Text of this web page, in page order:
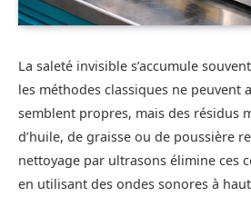
La saleté invisible s’accumule
les méthodes classiques ne peuvent
semblent propres, mais des résidus
d’huile, de graisse ou de poussière
nettoyage par ultrasons élimine ces
en utilisant des ondes sonores à